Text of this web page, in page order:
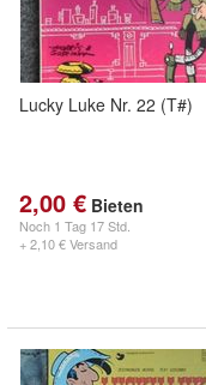
Lucky Luke Nr. 22 (T#)
2,00 € Bieten
Noch 1 Tag 17 Std.
+ 2,10 € Versand